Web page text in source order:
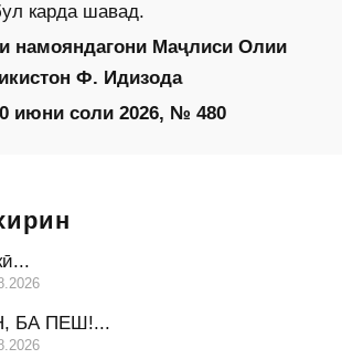
карда шавад.
намояндагони Маҷлиси Олии
Ф. Идизода
июни соли 2026, № 480
БА ПЕШ!...